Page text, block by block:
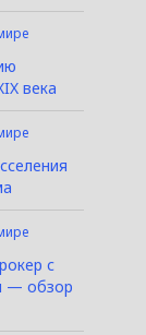
века
с
— обзор